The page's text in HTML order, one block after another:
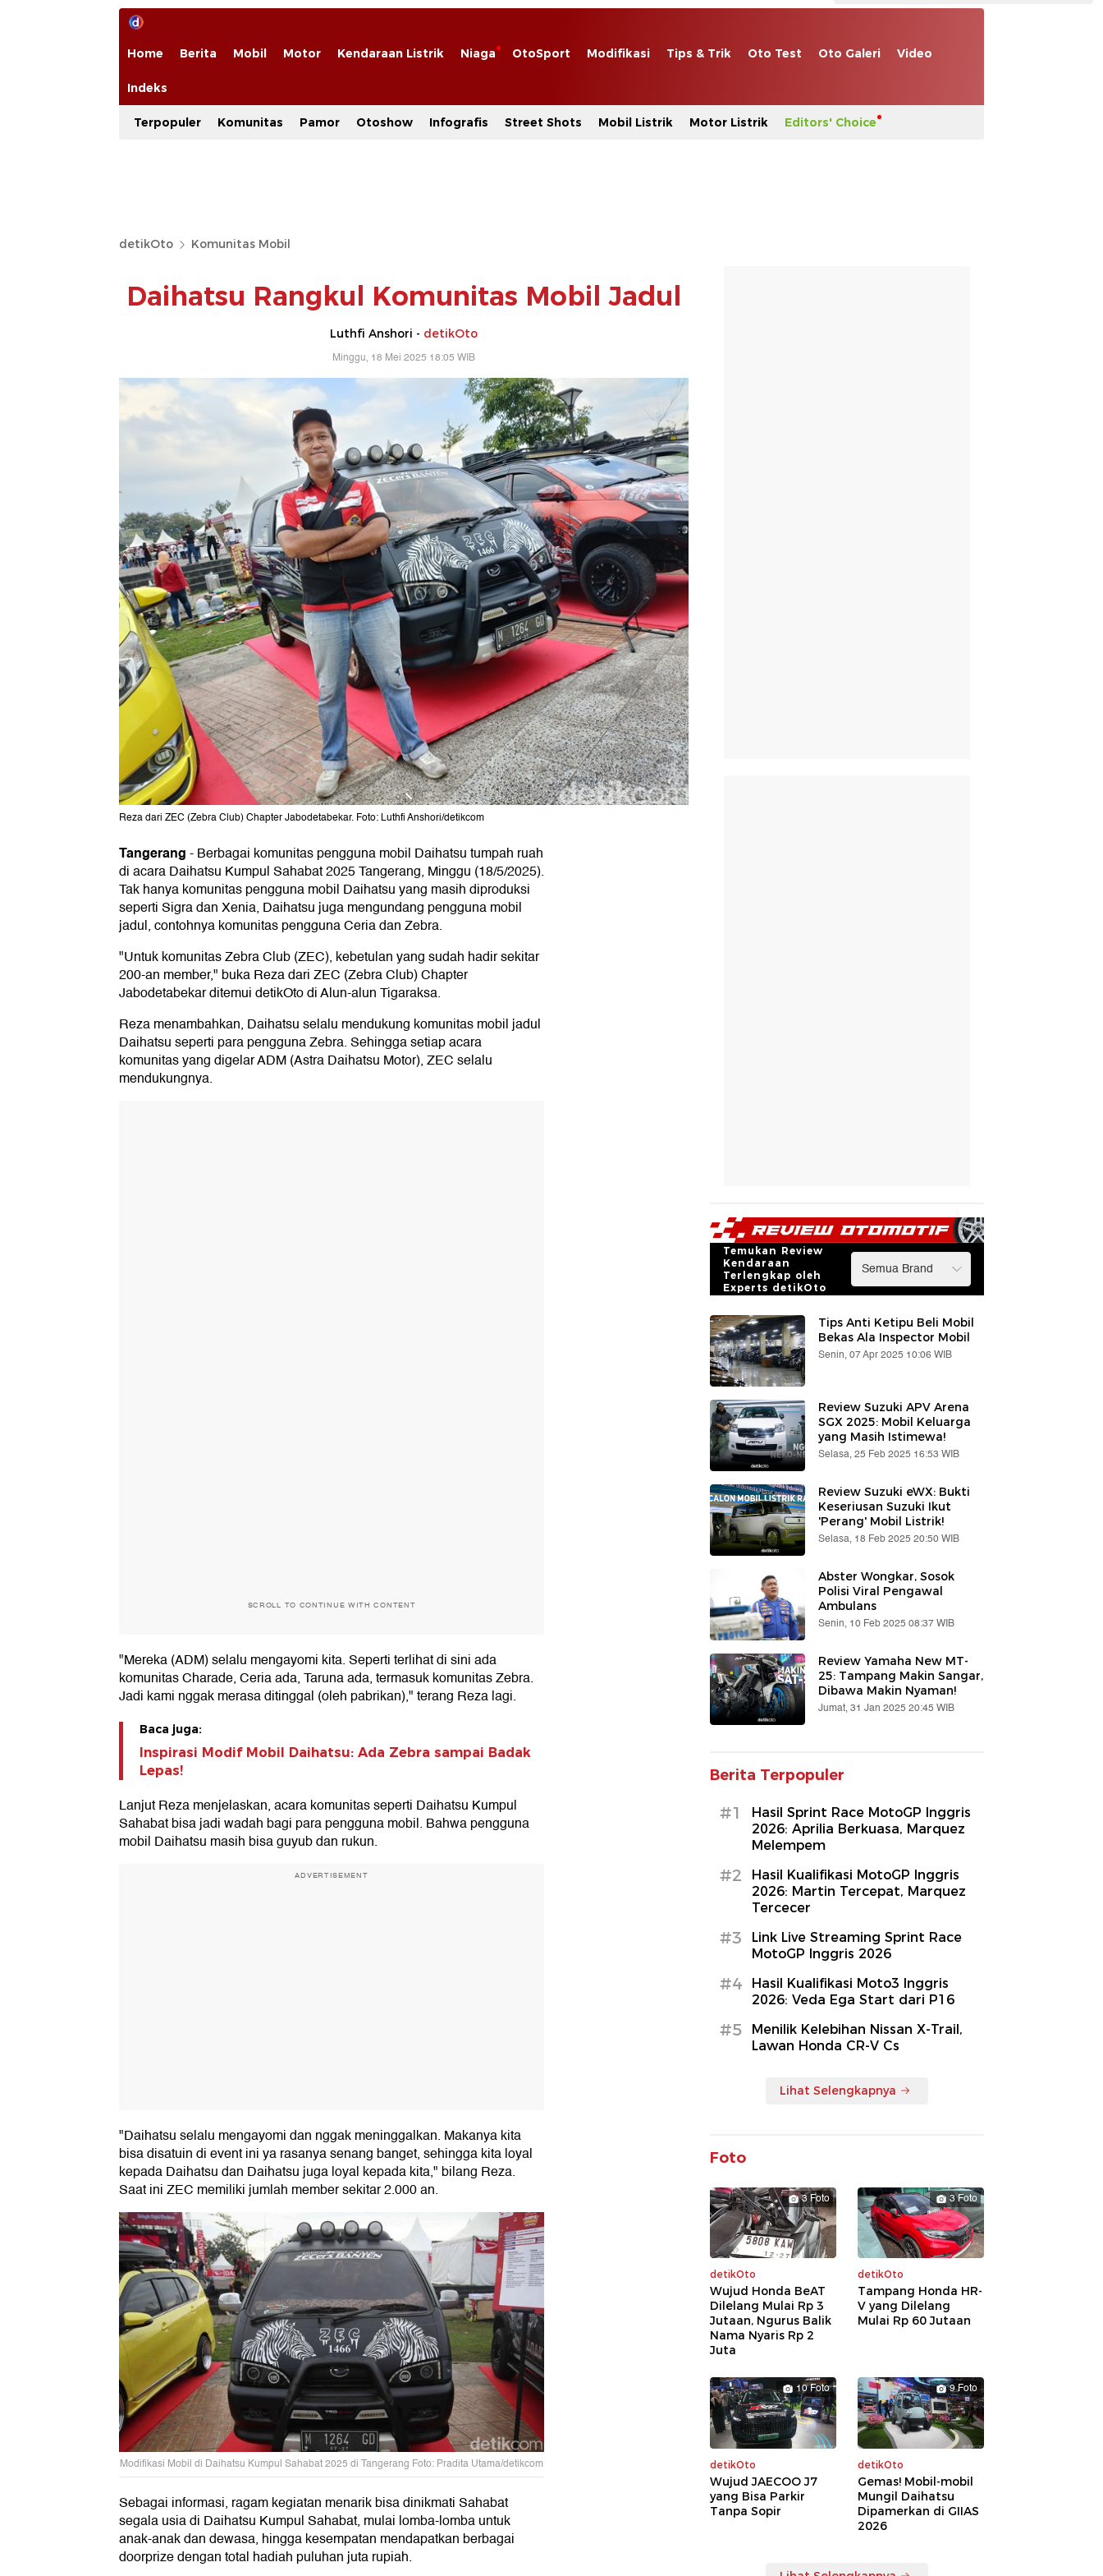
Home Berita Mobil Motor Kendaraan Listrik Niaga OtoSport Modifikasi Tips & Trik Oto Test Oto Galeri Video
Indeks
Terpopuler Komunitas Pamor Otoshow Infografis Street Shots Mobil Listrik Motor Listrik Editors' Choice
detikOto Komunitas Mobil
Daihatsu Rangkul Komunitas Mobil Jadul
Luthfi Anshori - detikOto
Minggu, 18 Mei 2025 18:05 WIB
Reza dari ZEC (Zebra Club) Chapter Jabodetabekar. Foto: Luthfi Anshori/detikcom
Tangerang-Berbagai komunitas pengguna mobil Daihatsu tumpah ruah
di acara Daihatsu Kumpul Sahabat 2025 Tangerang, Minggu (18/5/2025).
Tak hanya komunitas pengguna mobil Daihatsu yang masih diproduksi
seperti Sigra dan Xenia, Daihatsu juga mengundang pengguna mobil
jadul, contohnya komunitas pengguna Ceria dan Zebra.
"Untuk komunitas Zebra Club (ZEC), kebetulan yang sudah hadir sekitar
200-an member," buka Reza dari ZEC (Zebra Club) Chapter
Jabodetabekar ditemui detikOto di Alun-alun Tigaraksa.
Reza menambahkan, Daihatsu selalu mendukung komunitas mobil jadul
Daihatsu seperti para pengguna Zebra. Sehingga setiap acara
komunitas yang digelar ADM (Astra Daihatsu Motor), ZEC selalu
mendukungnya.
SCROLL TO CONTINUE WITH CONTENT
"Mereka (ADM) selalu mengayomi kita. Seperti terlihat di sini ada
komunitas Charade, Ceria ada, Taruna ada, termasuk komunitas Zebra.
Jadi kami nggak merasa ditinggal (oleh pabrikan)," terang Reza lagi.
Baca juga:
Inspirasi Modif Mobil Daihatsu: Ada Zebra sampai Badak
Lepas!
Lanjut Reza menjelaskan, acara komunitas seperti Daihatsu Kumpul
Sahabat bisa jadi wadah bagi para pengguna mobil. Bahwa pengguna
mobil Daihatsu masih bisa guyub dan rukun.
ADVERTISEMENT
"Daihatsu selalu mengayomi dan nggak meninggalkan. Makanya kita
bisa disatuin di event ini ya rasanya senang banget, sehingga kita loyal
kepada Daihatsu dan Daihatsu juga loyal kepada kita," bilang Reza.
Saat ini ZEC memiliki jumlah member sekitar 2.000 an.
Modifikasi Mobil di Daihatsu Kumpul Sahabat 2025 di Tangerang Foto: Pradita Utama/detikcom
Sebagai informasi, ragam kegiatan menarik bisa dinikmati Sahabat
segala usia di Daihatsu Kumpul Sahabat, mulai lomba-lomba untuk
anak-anak dan dewasa, hingga kesempatan mendapatkan berbagai
doorprize dengan total hadiah puluhan juta rupiah.
Temukan Review
Kendaraan
Terlengkap oleh
Experts detikOto
Tips Anti Ketipu Beli Mobil
Bekas Ala Inspector Mobil
Senin, 07 Apr 2025 10:06 WIB
Review Suzuki APV Arena
SGX 2025: Mobil Keluarga
yang Masih Istimewa!
Selasa, 25 Feb 2025 16:53 WIB
Review Suzuki eWX: Bukti
Keseriusan Suzuki Ikut
'Perang' Mobil Listrik!
Selasa, 18 Feb 2025 20:50 WIB
Abster Wongkar, Sosok
Polisi Viral Pengawal
Ambulans
Senin, 10 Feb 2025 08:37 WIB
Review Yamaha New MT-
25: Tampang Makin Sangar,
Dibawa Makin Nyaman!
Jumat, 31 Jan 2025 20:45 WIB
Berita Terpopuler
#1
Hasil Sprint Race MotoGP Inggris
2026: Aprilia Berkuasa, Marquez
Melempem
#2
Hasil Kualifikasi MotoGP Inggris
2026: Martin Tercepat, Marquez
Tercecer
#3
Link Live Streaming Sprint Race
MotoGP Inggris 2026
#4
Hasil Kualifikasi Moto3 Inggris
2026: Veda Ega Start dari P16
#5
Menilik Kelebihan Nissan X-Trail,
Lawan Honda CR-V Cs
Lihat Selengkapnya
Foto
3 Foto
detikOto
Wujud Honda BeAT
Dilelang Mulai Rp 3
Jutaan, Ngurus Balik
Nama Nyaris Rp 2
Juta
3 Foto
detikOto
Tampang Honda HR-
V yang Dilelang
Mulai Rp 60 Jutaan
10 Foto
detikOto
Wujud JAECOO J7
yang Bisa Parkir
Tanpa Sopir
9 Foto
detikOto
Gemas! Mobil-mobil
Mungil Daihatsu
Dipamerkan di GIIAS
2026